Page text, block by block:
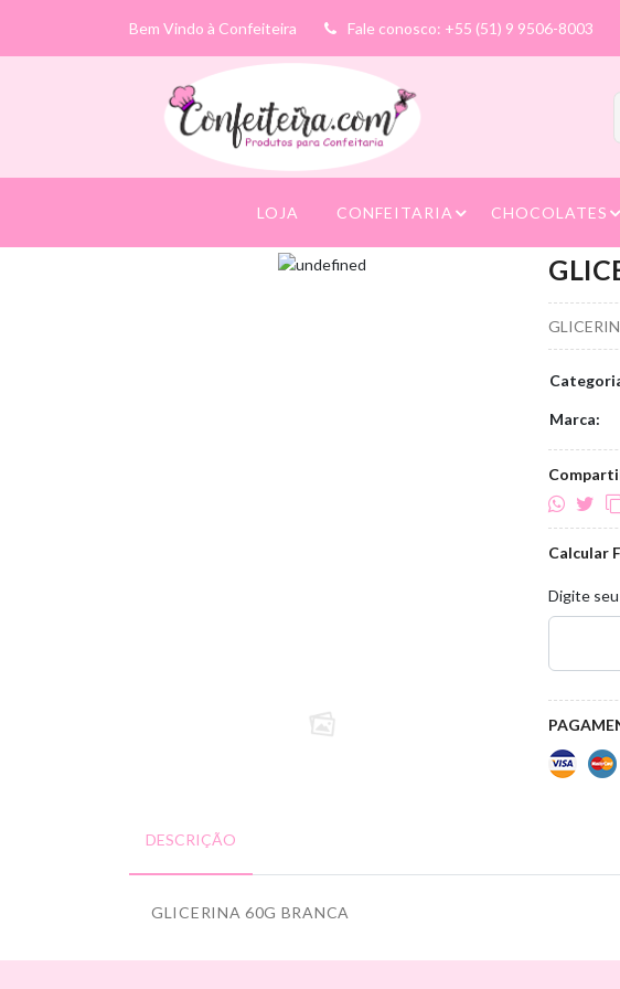
Bem Vindo à Confeiteira Fale conosco: +55 (51) 9 9506-8003
LOJA CONFEITARIA CHOCOLATES
Marca:
Calcular
Digite
DESCRIÇÃO
GLICERINA 60G BRANCA